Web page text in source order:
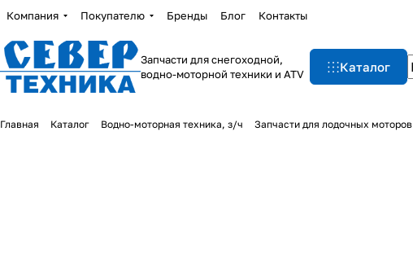
Компания Покупателю Бренды Блог Контакты
Запчасти для снегоходной,
водно-моторной техники и ATV
Каталог
Главная Каталог Водно-моторная техника, з/ч Запчасти для лодочных моторов